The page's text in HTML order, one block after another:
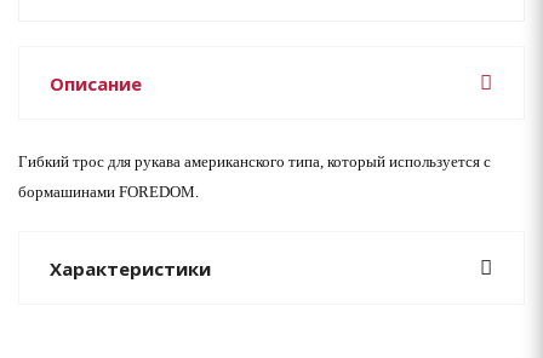
Описание
Гибкий трос для рукава американского типа, который используется с
бормашинами FOREDOM.
Характеристики